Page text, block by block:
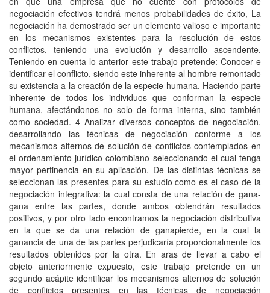
negociación efectivos tendrá menos probabilidades de éxito, La
negociación ha demostrado ser un elemento valioso e importante
en los mecanismos existentes para la resolución de estos
conflictos, teniendo una evolución y desarrollo ascendente.
Teniendo en cuenta lo anterior este trabajo pretende: Conocer e
identificar el conflicto, siendo este inherente al hombre remontado
su existencia a la creación de la especie humana. Haciendo parte
inherente de todos los individuos que conforman la especie
humana, afectándonos no solo de forma interna, sino también
como sociedad. 4 Analizar diversos conceptos de negociación,
desarrollando las técnicas de negociación conforme a los
mecanismos alternos de solución de conflictos contemplados en
el ordenamiento jurídico colombiano seleccionando el cual tenga
mayor pertinencia en su aplicación. De las distintas técnicas se
seleccionan las presentes para su estudio como es el caso de la
negociación integrativa: la cual consta de una relación de gana-
gana entre las partes, donde ambos obtendrán resultados
positivos, y por otro lado encontramos la negociación distributiva
en la que se da una relación de ganapierde, en la cual la
ganancia de una de las partes perjudicaría proporcionalmente los
resultados obtenidos por la otra. En aras de llevar a cabo el
objeto anteriormente expuesto, este trabajo pretende en un
segundo acápite identificar los mecanismos alternos de solución
de conflictos presentes en las técnicas de negociación